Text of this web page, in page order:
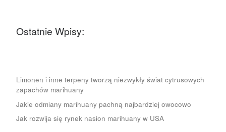
Ostatnie Wpisy:
Limonen i inne terpeny tworzą niezwykły świat cytrusowych
zapachów marihuany
Jakie odmiany marihuany pachną najbardziej owocowo
Jak rozwija się rynek nasion marihuany w USA